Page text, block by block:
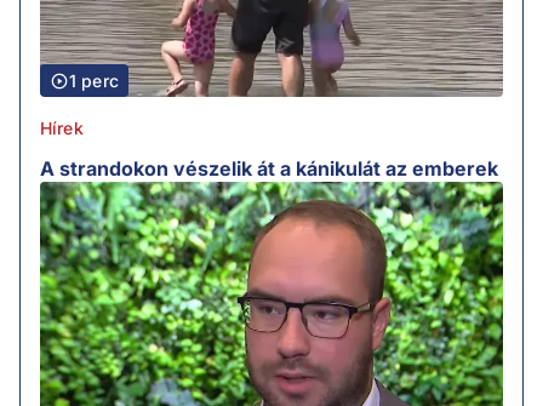
1 perc
Hírek
A strandokon vészelik át a kánikulát az emberek